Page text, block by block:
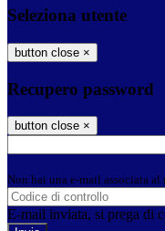
Seleziona utente
button close ×
Recupero password
button close ×
Non hai una e-mail associata
E-mail inviata, si prega di